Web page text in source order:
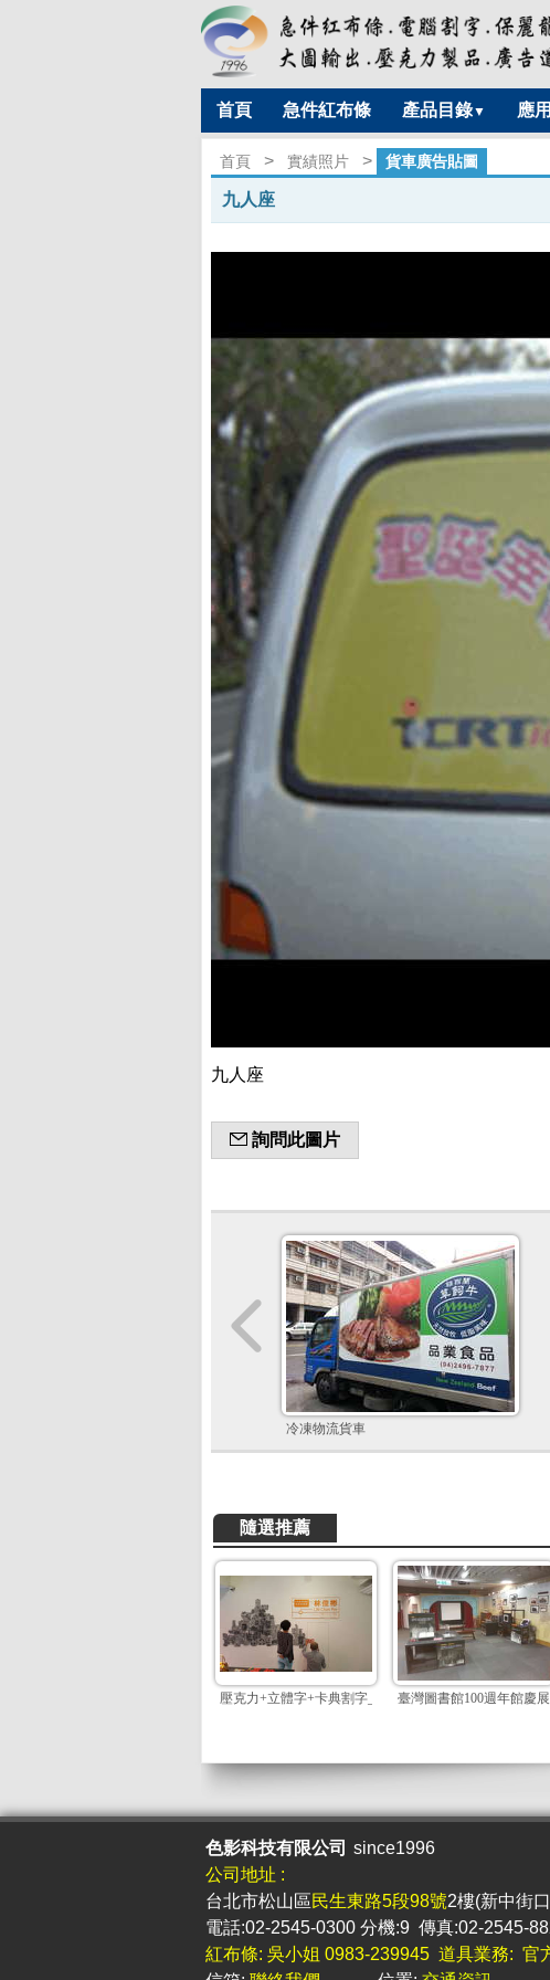
首頁 急件紅布條 產品目錄▼ 應
首頁 > 實績照片 > 貨車廣告貼圖
九人座
九人座
詢問此圖片
冷凍物流貨車
隨選推薦
壓克力+立體字+卡典割字_場佈--001臺灣圖書館100週年館慶展
色影科技有限公司 since1996
公司地址 :
台北市松山區民生東路5段98號2樓(新中街
電話:02-2545-0300 分機:9 傳真:02-2545-
紅布條: 吳小姐 0983-239945 道具業務: 官